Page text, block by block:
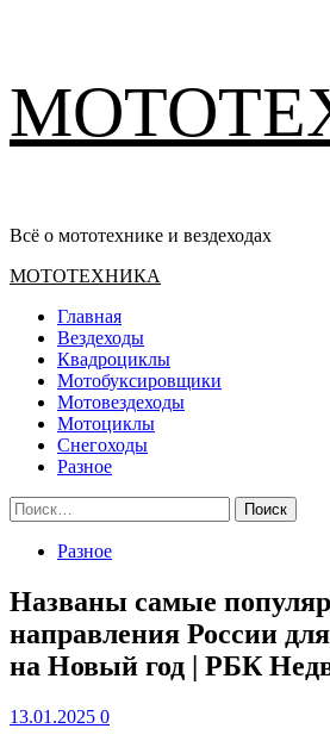
содержимому
Всё о мототехнике и вездеходах
Основное
МОТОТЕХНИКА
Главная
Вездеходы
Квадроциклы
Мотобуксировщики
Мотовездеходы
Мотоциклы
Снегоходы
Разное
Найти:
Разное
Названы самые
направления России
на Новый год | РБК
13.01.2025 0